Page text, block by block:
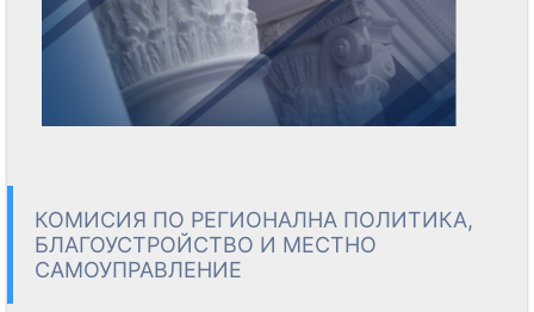
КОМИСИЯ ПО РЕГИОНАЛНА ПОЛИТИКА,
БЛАГОУСТРОЙСТВО И МЕСТНО
САМОУПРАВЛЕНИЕ